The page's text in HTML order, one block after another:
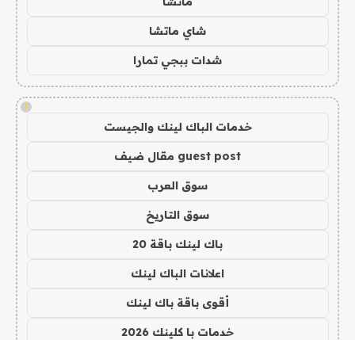
شاي ماتشا
شدات ببجي تمارا
!
خدمات الباك لينك والجيست
guest post مقال ضيف
سوق العرب
سوق التاريخ
باك لينك باقة 20
اعلانات الباك لينك
أقوى باقة باك لينك
خدمات با كلينك 2026